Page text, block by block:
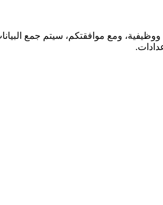
ومع موافقتكم، سيتم جمع